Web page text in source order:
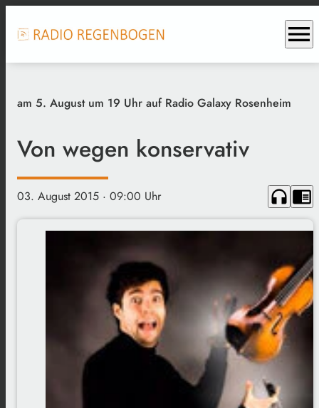
menu
am 5. August um 19 Uhr auf Radio Galaxy Rosenheim
Von wegen konservativ
03. August 2015 · 09:00 Uhr headphones chrome_reader_mode